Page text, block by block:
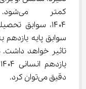
۱۴۰۴، سوابق
سوابق پایه
تاثیر خواهد داشت.
دقیق می‌توان کرد.